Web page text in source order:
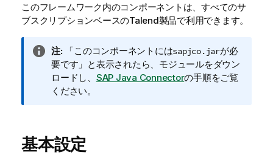
このフレームワーク内のコンポーネントは、すべてのサ
ブスクリプションベースのTalend製品で利用できます。
情
報
メ
モ
注:「このコンポーネントにはsapjco.jarが必
要です」と表示されたら、モジュールをダウン
ロードし、 SAP Java Connectorの手順をご覧
ください。
基本設定